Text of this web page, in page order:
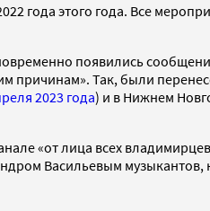
года этого года. Все
появились
причинам». Так, были
2023 года) и в Нижнем
«от лица всех
Васильевым музыкантов,